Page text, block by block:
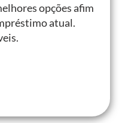
opções afim
atual.